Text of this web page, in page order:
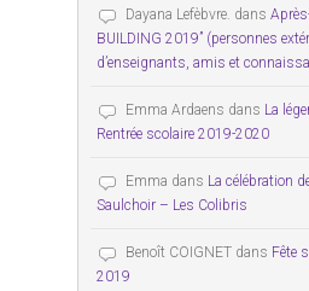
Dayana Lefèbvre. dans
BUILDING 2019” (personnes
d’enseignants, amis et
Emma Ardaens dans La
Rentrée scolaire 2019-2020
Emma dans La célébration
Saulchoir – Les Colibris
Benoît COIGNET dans Fête
2019